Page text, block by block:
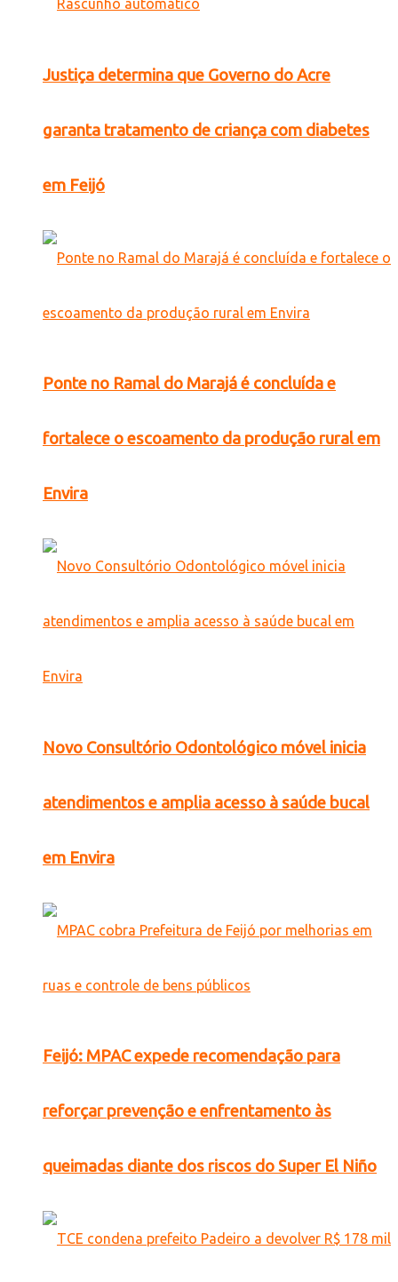
Justiça determina que Governo do Acre
garanta tratamento de criança com diabetes
em Feijó
Ponte no Ramal do Marajá é concluída e
fortalece o escoamento da produção rural em
Envira
Novo Consultório Odontológico móvel inicia
atendimentos e amplia acesso à saúde bucal
em Envira
Feijó: MPAC expede recomendação para
reforçar prevenção e enfrentamento às
queimadas diante dos riscos do Super El Niño